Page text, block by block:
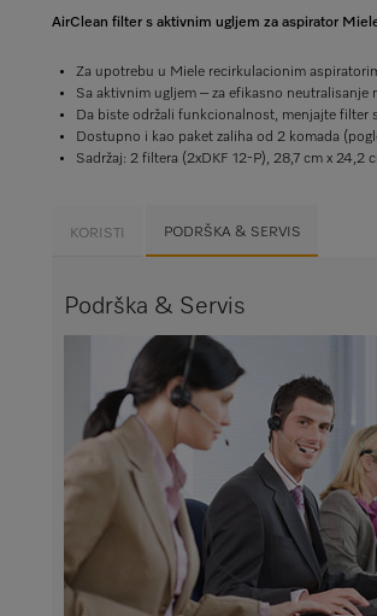
AirClean filter s aktivnim ugljem za aspirator
Za upotrebu u Miele recirkulacionim
Sa aktivnim ugljem – za efikasno neutralisanje
Da biste održali funkcionalnost, menjajte filter
Dostupno i kao paket zaliha od 2 komada
Sadržaj: 2 filtera (2xDKF 12-P), 28,7 cm x 24,2
KORISTI PODRŠKA & SERVIS
Podrška & Servis